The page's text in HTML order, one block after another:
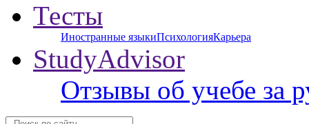
Тесты
Иностранные языкиПсихологияКарьера
StudyAdvisor
Отзывы об учебе за